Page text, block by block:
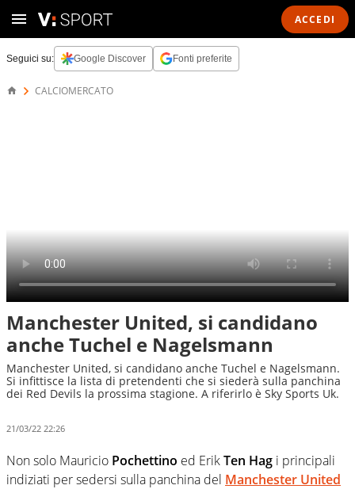
ACCEDI
Seguici su: Google Discover Fonti preferite
CALCIOMERCATO
Manchester United, si candidano
anche Tuchel e Nagelsmann
Manchester United, si candidano anche Tuchel e Nagelsmann.
Si infittisce la lista di pretendenti che si siederà sulla panchina
dei Red Devils la prossima stagione. A riferirlo è Sky Sports Uk.
21/03/22 22:26
Non solo Mauricio Pochettino ed ErikTen Hag i principali
indiziati per sedersi sulla panchina del Manchester United